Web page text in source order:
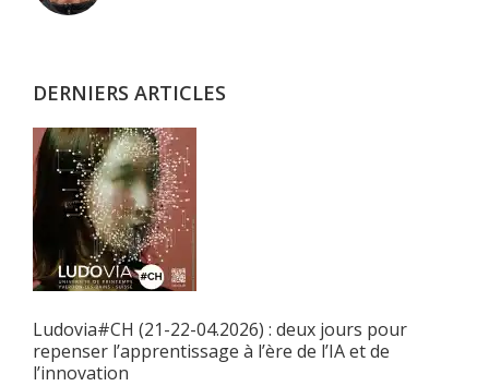
DERNIERS ARTICLES
Ludovia#CH (21-22-04.2026) : deux jours pour
repenser l’apprentissage à l’ère de l’IA et de
l’innovation